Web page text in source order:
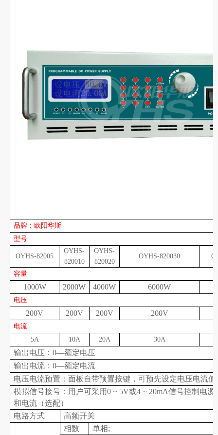
品牌：欧阳华斯
型号
OYHS-82005
OYHS-
820010
OYHS-
820020
OYHS-820030
容量
1000W 2000W 4000W 6000W
电压
200V 200V 200V 200V
电流
5A
10A 20A 30A
输出电压：0—额定电压
输出电流：0—额定电流
电压电流预置：面板自带预置按键，可预先设定电压电流值
模拟信号接号：用户可采用0 ~ 5V或4 ~ 20mA信号控制电源
和电流（选配）
电路方式
高频开关
相数
单相;